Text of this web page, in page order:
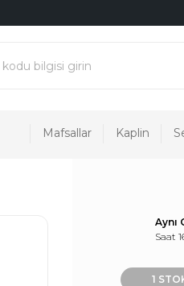
Mafsallar Kaplin
Aynı
Saat
1